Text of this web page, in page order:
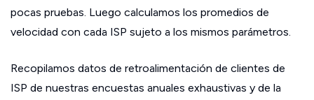
pocas pruebas. Luego calculamos los promedios de
velocidad con cada ISP sujeto a los mismos parámetros.
Recopilamos datos de retroalimentación de clientes de
ISP de nuestras encuestas anuales exhaustivas y de la